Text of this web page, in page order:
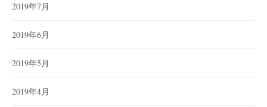
2019年7月
2019年6月
2019年5月
2019年4月